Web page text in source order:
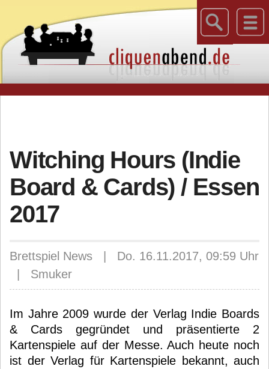
Witching Hours (Indie
Board & Cards) / Essen
2017
Brettspiel News | Do. 16.11.2017, 09:59 Uhr
| Smuker
Im Jahre 2009 wurde der Verlag Indie Boards
& Cards gegründet und präsentierte 2
Kartenspiele auf der Messe. Auch heute noch
ist der Verlag für Kartenspiele bekannt, auch